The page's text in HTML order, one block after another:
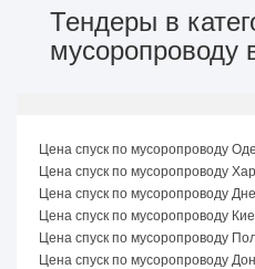
Тендеры в
мусоропроводу
Цена спуск по мусоропроводу
Цена спуск по мусоропроводу
Цена спуск по мусоропроводу
Цена спуск по мусоропроводу
Цена спуск по мусоропроводу
Цена спуск по мусоропроводу